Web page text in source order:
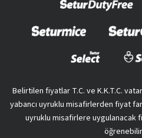
Belirtilen fiyatlar T.C. ve K.K.T.C.
yabancı uyruklu misafirlerden fiyat
uyruklu misafirlere uygulanacak